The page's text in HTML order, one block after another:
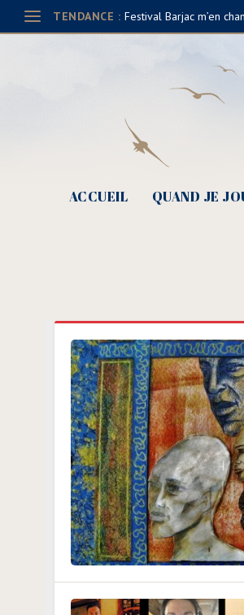
TENDANCE : Festival Barjac m’en
ACCUEIL QUAND JE